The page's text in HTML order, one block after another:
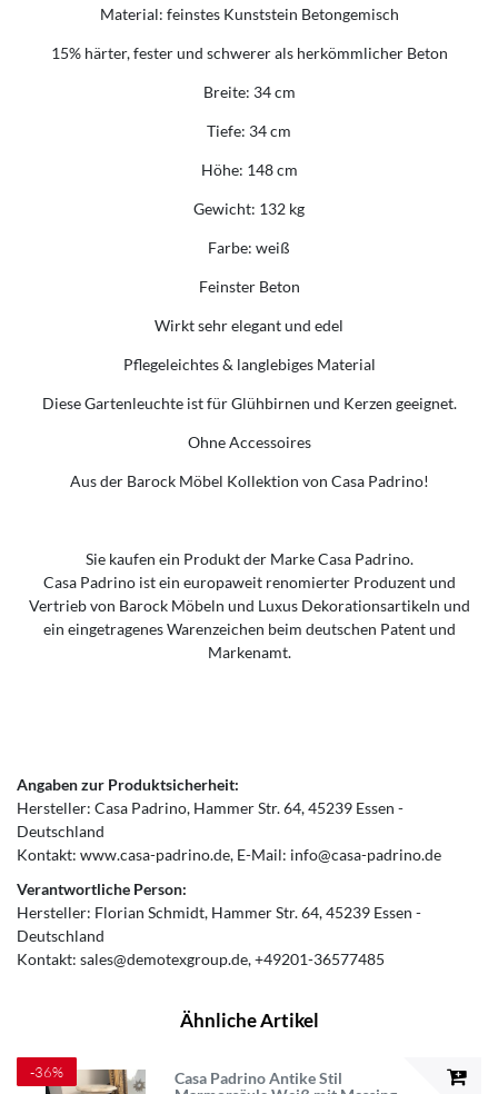
Material: feinstes Kunststein Betongemisch
15% härter, fester und schwerer als herkömmlicher Beton
Breite: 34 cm
Tiefe: 34 cm
Höhe: 148 cm
Gewicht: 132 kg
Farbe: weiß
Feinster Beton
Wirkt sehr elegant und edel
Pflegeleichtes & langlebiges Material
Diese Gartenleuchte ist für Glühbirnen und Kerzen geeignet.
Ohne Accessoires
Aus der Barock Möbel Kollektion von Casa Padrino!
Sie kaufen ein Produkt der Marke Casa Padrino.
Casa Padrino ist ein europaweit renomierter Produzent und
Vertrieb von Barock Möbeln und Luxus Dekorationsartikeln und
ein eingetragenes Warenzeichen beim deutschen Patent und
Markenamt.
Angaben zur Produktsicherheit:
Hersteller: Casa Padrino Hammer Str.64 45239 Essen
Deutschland
Kontakt: www.casa-padrino.de E-Mail: info@casa-padrino.de
Verantwortliche Person:
Hersteller: Florian Schmidt Hammer Str.64 45239 Essen
Deutschland
Kontakt: sales@demotexgroup.de +49201-36577485
Ähnliche Artikel
-36%
Casa Padrino Antike Stil